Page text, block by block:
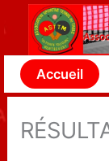
contenu
Accueil